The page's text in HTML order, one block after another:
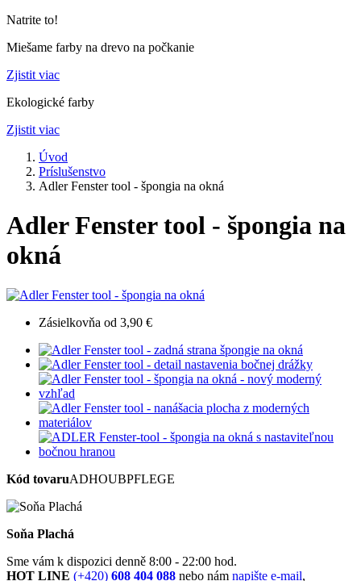
Natrite to!
Miešame farby na drevo na počkanie
Zjistit viac
Ekologické farby
Zjistit viac
Úvod
Príslušenstvo
Adler Fenster tool - špongia na okná
Adler Fenster tool - špongia na
okná
Zásielkovňa od 3,90 €
Kód tovaruADHOUBPFLEGE
Soňa Plachá
Sme vám k dispozici denně 8:00 - 22:00 hod.
HOT LINE (+420) 608 404 088 nebo nám napište e-mail,